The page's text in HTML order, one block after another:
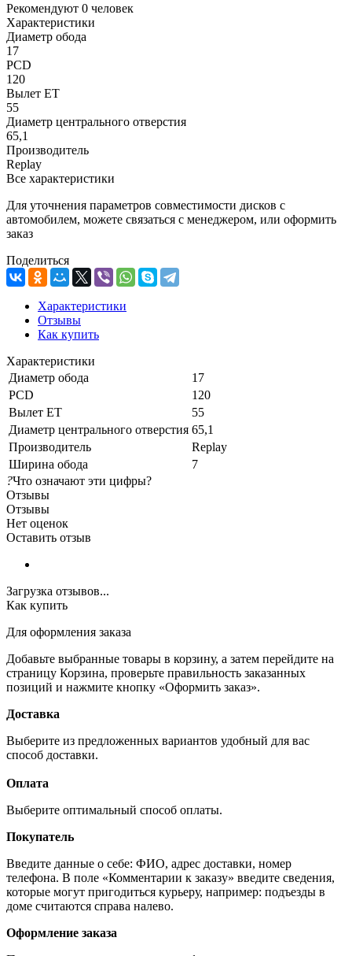
Рекомендуют 0 человек
Характеристики
Диаметр обода
17
PCD
120
Вылет ET
55
Диаметр центрального отверстия
65,1
Производитель
Replay
Все характеристики
Для уточнения параметров совместимости дисков с
автомобилем, можете связаться с менеджером, или оформить
заказ
Поделиться
Характеристики
Отзывы
Как купить
Характеристики
Диаметр обода
17
PCD
120
Вылет ET
55
Диаметр центрального отверстия 65,1
Производитель
Replay
Ширина обода
7
?Что означают эти цифры?
Отзывы
Отзывы
Нет оценок
Оставить отзыв
Загрузка отзывов...
Как купить
Для оформления заказа
Добавьте выбранные товары в корзину, а затем перейдите на
страницу Корзина, проверьте правильность заказанных
позиций и нажмите кнопку «Оформить заказ».
Доставка
Выберите из предложенных вариантов удобный для вас
способ доставки.
Оплата
Выберите оптимальный способ оплаты.
Покупатель
Введите данные о себе: ФИО, адрес доставки, номер
телефона. В поле «Комментарии к заказу» введите сведения,
которые могут пригодиться курьеру, например: подъезды в
доме считаются справа налево.
Оформление заказа